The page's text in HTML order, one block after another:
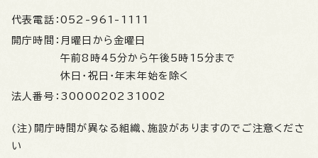
代表電話： 052-961-1111
開庁時間： 月曜日から金曜日
午前8時45分から午後5時15分まで
休日・祝日・年末年始を除く
法人番号： 3000020231002
(注)開庁時間が異なる組織、施設がありますのでご注意くださ
い